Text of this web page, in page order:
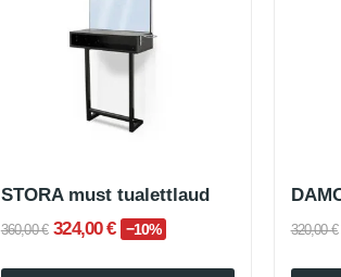
STORA must tualettlaud
360,00 € 324,00 € −10% 320,00 €